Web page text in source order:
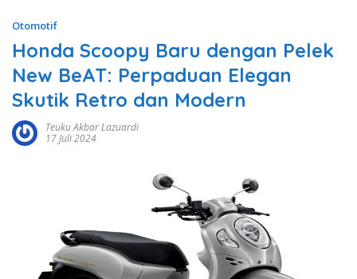
Otomotif
Honda Scoopy Baru dengan Pelek
New BeAT: Perpaduan Elegan
Skutik Retro dan Modern
Teuku Akbar Lazuardi
17 Juli 2024